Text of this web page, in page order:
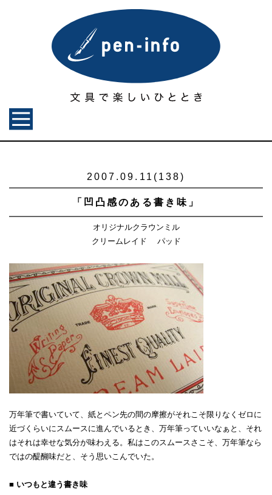
2007.09.11(138)
「凹凸感のある書き味」
オリジナルクラウンミル
クリームレイド パッド
万年筆で書いていて、紙とペン先の間の摩擦がそれこそ限りなくゼロに
近づくらいにスムースに進んでいるとき、万年筆っていいなぁと、それ
はそれは幸せな気分が味わえる。私はこのスムースさこそ、万年筆なら
ではの醍醐味だと、そう思いこんでいた。
■ いつもと違う書き味